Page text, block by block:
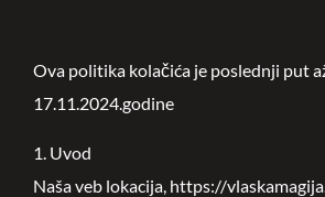
Ova politika kolačića je poslednji put
17.11.2024.godine
1. Uvod
Naša veb lokacija, https://